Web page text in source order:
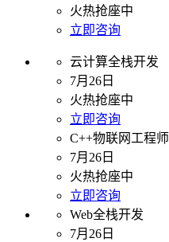
火热抢座中
立即咨询
云计算全栈开发
7月26日
火热抢座中
立即咨询
C++物联网工程师
7月26日
火热抢座中
立即咨询
Web全栈开发
7月26日